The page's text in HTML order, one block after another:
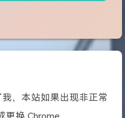
，本站如果出现非正常